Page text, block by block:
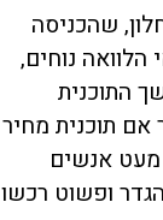
שהכניסה
הלוואה נוחים,
התוכנית
אם תוכנית מחיר
אנשים
ופשוט רכשו